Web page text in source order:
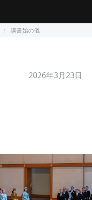
講書始の儀
2026年3月23日